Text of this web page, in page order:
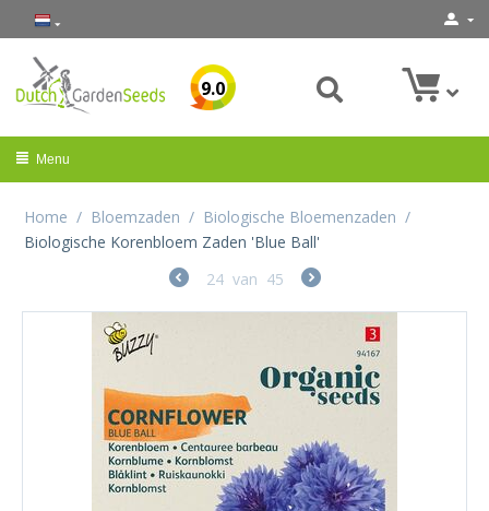
9.0
Menu
Home / Bloemzaden / Biologische Bloemenzaden /
Biologische Korenbloem Zaden 'Blue Ball'
24 van 45